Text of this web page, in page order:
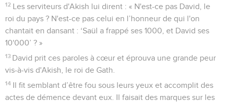
12 Les serviteurs d'Akish lui dirent : « N'est-ce pas David, le
roi du pays ? N'est-ce pas celui en l’honneur de qui l'on
chantait en dansant : ‘Saül a frappé ses 1000, et David ses
10'000’ ? »
13 David prit ces paroles à cœur et éprouva une grande peur
vis-à-vis d'Akish, le roi de Gath.
14 Il fit semblant d’être fou sous leurs yeux et accomplit des
actes de démence devant eux. Il faisait des marques sur les